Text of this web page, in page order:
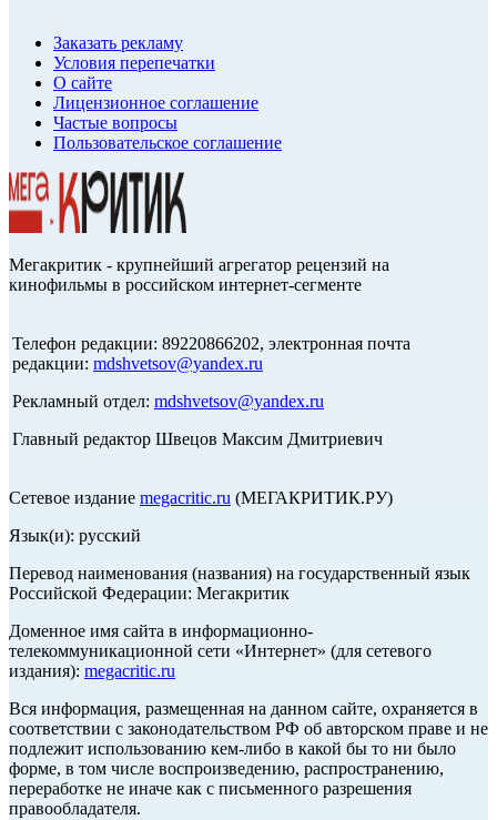
Заказать рекламу
Условия перепечатки
О сайте
Лицензионное соглашение
Частые вопросы
Пользовательское соглашение
Мегакритик - крупнейший агрегатор рецензий на
кинофильмы в российском интернет-сегменте
Телефон редакции: 89220866202, электронная почта
редакции: mdshvetsov@yandex.ru
Рекламный отдел: mdshvetsov@yandex.ru
Главный редактор Швецов Максим Дмитриевич
Сетевое издание megacritic.ru (МЕГАКРИТИК.РУ)
Язык(и): русский
Перевод наименования (названия) на государственный язык
Российской Федерации: Мегакритик
Доменное имя сайта в информационно-
телекоммуникационной сети «Интернет» (для сетевого
издания): megacritic.ru
Вся информация, размещенная на данном сайте, охраняется в
соответствии с законодательством РФ об авторском праве и не
подлежит использованию кем-либо в какой бы то ни было
форме, в том числе воспроизведению, распространению,
переработке не иначе как с письменного разрешения
правообладателя.